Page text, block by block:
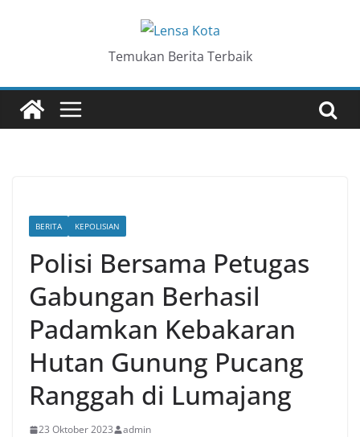
Temukan Berita Terbaik
BERITA KEPOLISIAN
Polisi Bersama Petugas
Gabungan Berhasil
Padamkan Kebakaran
Hutan Gunung Pucang
Ranggah di Lumajang
23 Oktober 2023 admin